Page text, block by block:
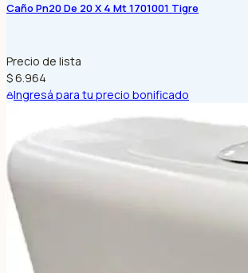
Caño Pn20 De 20 X 4 Mt 1701001 Tigre
Precio de lista
$ 6.964
Ingresá para tu precio bonificado